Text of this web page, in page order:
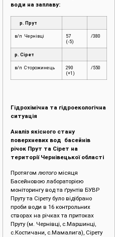
води на заплаву:
р. Прут
в/п Чернівці
57
(-5)
/380
р. Сірет
в/п Сторожинець
290
(+1)
/550
Гідрохімічна та гідроекологічна
ситуація
Аналіз якісного стану
поверхневих вод басейнів
річок Прут та Сірет на
території Чернівецької області
Протягомлютого місяця
Басейновою лабораторією
моніторингу вод та ґрунтів БУВР
Пруту та Сірету було відібрано
проби води в 16 контрольних
створах на річках та притоках
Пруту (м. Чернівці, c.Маршинці,
с.Костичани, с.Мамалига), Сірету